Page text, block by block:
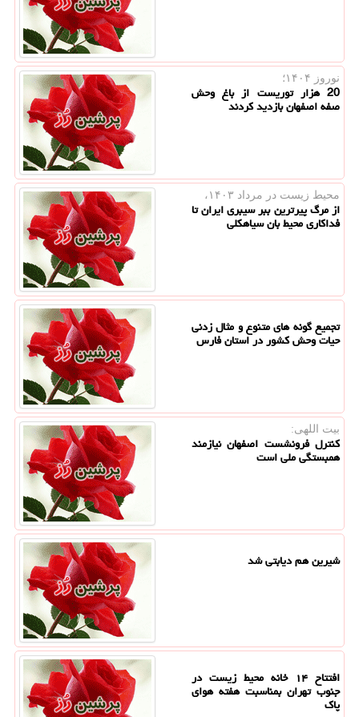
نوروز ۱۴۰۴؛
20 هزار توریست از باغ وحش
صفه اصفهان بازدید کردند
محیط زیست در مرداد ۱۴۰۳،
از مرگ پیرترین ببر سیبری ایران تا
فداکاری محیط بان سیاهکلی
تجمیع گونه های متنوع و مثال زدنی
حیات وحش کشور در استان فارس
بیت اللهی:
کنترل فرونشست اصفهان نیازمند
همبستگی ملی است
شیرین هم دیابتی شد
افتتاح ۱۴ خانه محیط زیست در
جنوب تهران بمناسبت هفته هوای
پاک